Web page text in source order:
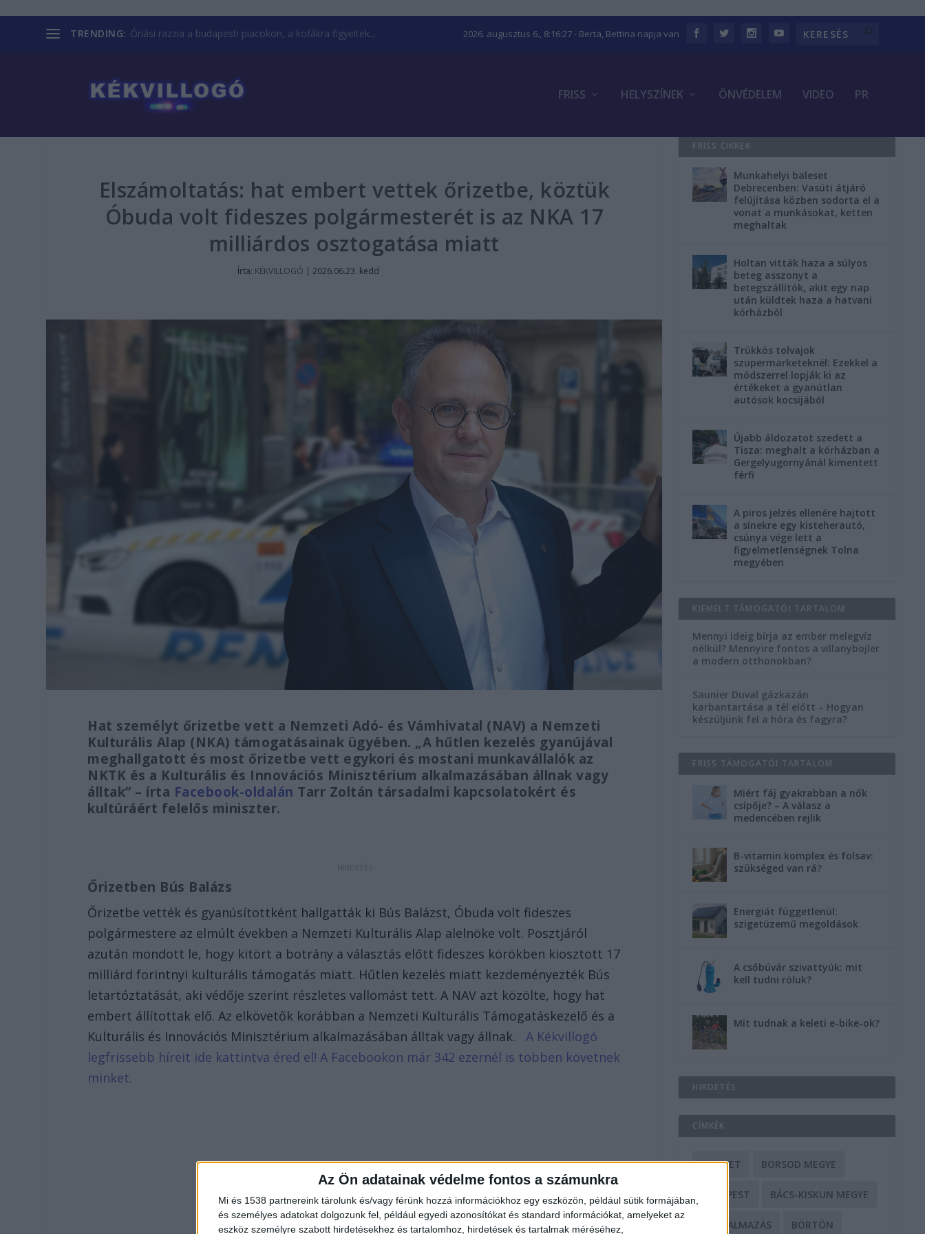
Az Ön adatainak védelme fontos a számunkra
Mi és 1538 partnereink tárolunk és/vagy férünk hozzá információkhoz egy eszközön, például sütik formájában,
és személyes adatokat dolgozunk fel, például egyedi azonosítókat és standard információkat, amelyeket az
eszköz személyre szabott hirdetésekhez és tartalomhoz, hirdetések és tartalmak méréséhez,
TRENDING: Óriási razzia a budapesti piacokon, a kofákra figyeltek... 2026. augusztus 6., 8:16:28- Berta, Bettina napja van
FRISS HELYSZÍNEK ÖNVÉDELEM VIDEO PR
Elszámoltatás: hat embert vettek őrizetbe, köztük
Óbuda volt fideszes polgármesterét is az NKA 17
milliárdos osztogatása miatt
Írta: KÉKVILLOGÓ |2026.06.23. kedd
Hat személyt őrizetbe vett a Nemzeti Adó- és Vámhivatal (NAV) a Nemzeti
Kulturális Alap (NKA) támogatásainak ügyében. „A hűtlen kezelés gyanújával
meghallgatott és most őrizetbe vett egykori és mostani munkavállalók az
NKTK és a Kulturális és Innovációs Minisztérium alkalmazásában állnak vagy
álltak” – írta Facebook-oldalán Tarr Zoltán társadalmi kapcsolatokért és
kultúráért felelős miniszter.
Őrizetben Bús Balázs
Őrizetbe vették és gyanúsítottként hallgatták ki Bús Balázst, Óbuda volt fideszes
polgármestere az elmúlt években a Nemzeti Kulturális Alap alelnöke volt. Posztjáról
azután mondott le, hogy kitört a botrány a választás előtt fideszes körökben kiosztott 17
milliárd forintnyi kulturális támogatás miatt. Hűtlen kezelés miatt kezdeményezték Bús
letartóztatását, aki védője szerint részletes vallomást tett. A NAV azt közölte, hogy hat
embert állítottak elő. Az elkövetők korábban a Nemzeti Kulturális Támogatáskezelő és a
Kulturális és Innovációs Minisztérium alkalmazásában álltak vagy állnak.A Kékvillogó
legfrissebb híreit ide kattintva éred el! A Facebookon már 342 ezernél is többen követnek
minket.
FRISS CIKKEK
Munkahelyi baleset
Debrecenben: Vasúti átjáró
felújítása közben sodorta el a
vonat a munkásokat, ketten
meghaltak
Holtan vitták haza a súlyos
beteg asszonyt a
betegszállítók, akit egy nap
után küldtek haza a hatvani
kórházból
Trükkös tolvajok
szupermarketeknél: Ezekkel a
módszerrel lopják ki az
értékeket a gyanútlan
autósok kocsijából
Újabb áldozatot szedett a
Tisza: meghalt a kórházban a
Gergelyugornyánál kimentett
férfi
A piros jelzés ellenére hajtott
a sínekre egy kisteherautó,
csúnya vége lett a
figyelmetlenségnek Tolna
megyében
KIEMELT TÁMOGATÓI TARTALOM
Mennyi ideig bírja az ember melegvíz
nélkül? Mennyire fontos a villanybojler
a modern otthonokban?
Saunier Duval gázkazán
karbantartása a tél előtt – Hogyan
készüljünk fel a hóra és fagyra?
FRISS TÁMOGATÓI TARTALOM
Miért fáj gyakrabban a nők
csípője? – A válasz a
medencében rejlik
B-vitamin komplex és folsav:
szükséged van rá?
Energiát függetlenül:
szigetüzemű megoldások
A csőbúvár szivattyúk: mit
kell tudni róluk?
Mit tudnak a keleti e-bike-ok?
HIRDETÉS
CÍMKÉK
BALESET BORSOD MEGYE
BUDAPEST BÁCS-KISKUN MEGYE
BÁNTALMAZÁS BÖRTÖN